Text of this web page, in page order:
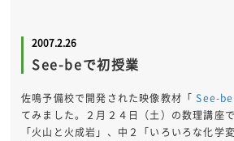
2007.2.26
See-beで初授業
佐鳴予備校で開発された映像教材「See-be
てみました。２月２４日（土）の数理講座
「火山と火成岩」、中２「いろいろな化学